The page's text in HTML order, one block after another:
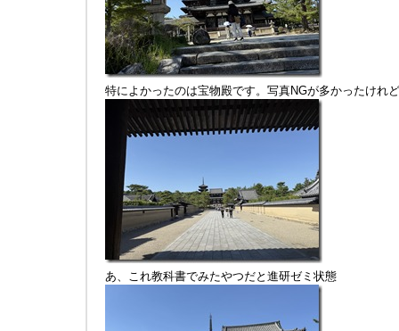
特によかったのは宝物殿です。写真NGが多かったけれ
あ、これ教科書でみたやつだと進研ゼミ状態